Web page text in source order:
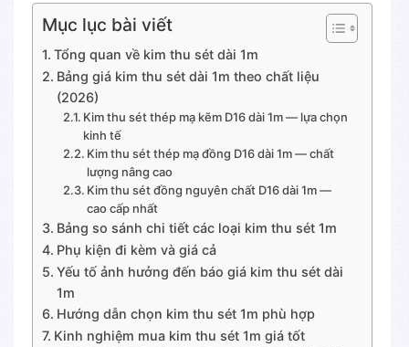
Mục lục bài viết
Tổng quan về kim thu sét dài 1m
Bảng giá kim thu sét dài 1m theo chất liệu
(2026)
Kim thu sét thép mạ kẽm D16 dài 1m — lựa chọn
kinh tế
Kim thu sét thép mạ đồng D16 dài 1m — chất
lượng nâng cao
Kim thu sét đồng nguyên chất D16 dài 1m —
cao cấp nhất
Bảng so sánh chi tiết các loại kim thu sét 1m
Phụ kiện đi kèm và giá cả
Yếu tố ảnh hưởng đến báo giá kim thu sét dài
1m
Hướng dẫn chọn kim thu sét 1m phù hợp
Kinh nghiệm mua kim thu sét 1m giá tốt